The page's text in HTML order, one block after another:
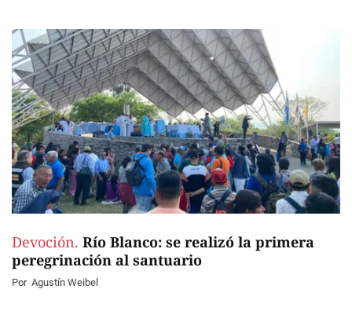
Devoción. Río Blanco: se realizó la primera
peregrinación al santuario
Por Agustín Weibel